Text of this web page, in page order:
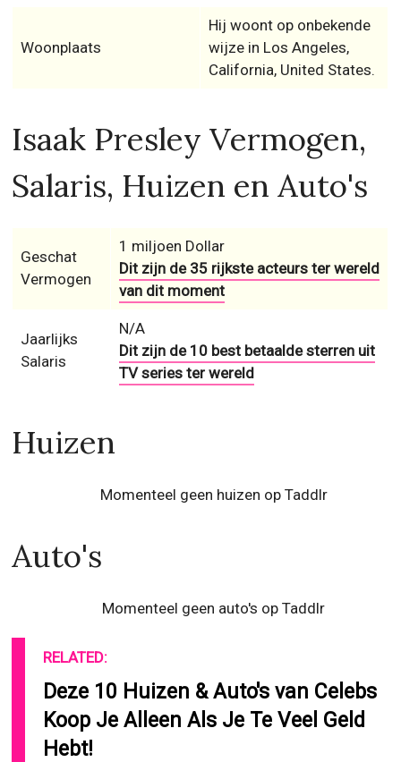
Woonplaats
Hij woont op onbekende
wijze in Los Angeles,
California, United States.
Isaak Presley Vermogen,
Salaris, Huizen en Auto's
Geschat
Vermogen
1 miljoen Dollar
Dit zijn de 35 rijkste acteurs ter wereld
van dit moment
Jaarlijks
Salaris
N/A
Dit zijn de 10 best betaalde sterren uit
TV series ter wereld
Huizen
Momenteel geen huizen op Taddlr
Auto's
Momenteel geen auto's op Taddlr
RELATED:
Deze 10 Huizen & Auto's van Celebs
Koop Je Alleen Als Je Te Veel Geld
Hebt!